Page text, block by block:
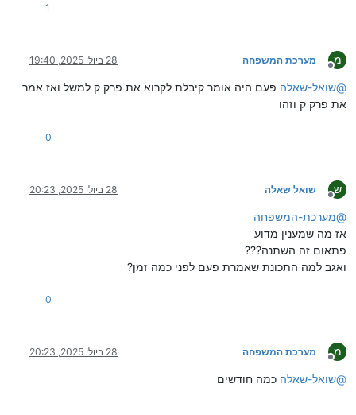
1
מ
מנותק
מערכת המשפחה 28 ביולי 2025, 19:40
@שואל-שאלה פעם היה אומר קיבלת לקרוא את פרק ק למשל ואז אמר
את פרק ק וזהו
0
ש
מנותק
שואל שאלה 28 ביולי 2025, 20:23
@מערכת-המשפחה
אז מה שמענין מדוע
פתאום זה השתנה???
ואגב למה התכונת שאמרת פעם לפני כמה זמן?
0
מ
מנותק
מערכת המשפחה 28 ביולי 2025, 20:23
@שואל-שאלה כמה חודשים